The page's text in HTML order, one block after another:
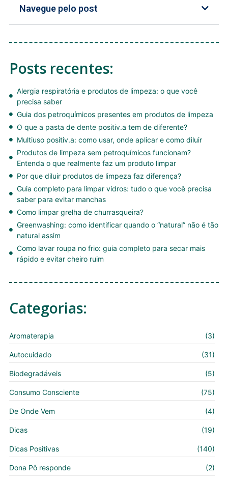
Navegue pelo post
Posts recentes:
Alergia respiratória e produtos de limpeza: o que você
precisa saber
Guia dos petroquímicos presentes em produtos de limpeza
O que a pasta de dente positiv.a tem de diferente?
Multiuso positiv.a: como usar, onde aplicar e como diluir
Produtos de limpeza sem petroquímicos funcionam?
Entenda o que realmente faz um produto limpar
Por que diluir produtos de limpeza faz diferença?
Guia completo para limpar vidros: tudo o que você precisa
saber para evitar manchas
Como limpar grelha de churrasqueira?
Greenwashing: como identificar quando o “natural” não é tão
natural assim
Como lavar roupa no frio: guia completo para secar mais
rápido e evitar cheiro ruim
Categorias:
Aromaterapia (3)
Autocuidado (31)
Biodegradáveis (5)
Consumo Consciente (75)
De Onde Vem (4)
Dicas (19)
Dicas Positivas (140)
Dona Pô responde (2)